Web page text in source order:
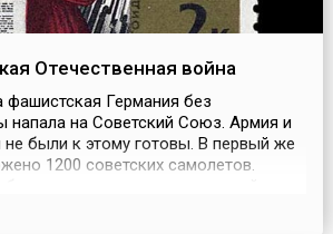
Отечественная война
фашистская Германия без
напала на Советский Союз. Армия и
не были к этому готовы. В первый же
1200 советских самолетов.